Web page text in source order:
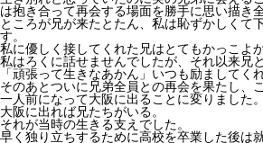
は抱き合って再会する場面を勝手に思い描き
ところが兄が来たとたん、私は恥ずかしくて
す。
私に優しく接してくれた兄はとてもかっこよか
私はろくに話せませんでしたが、それ以来兄
「頑張って生きなあかん」いつも励ましてく
そのあとついに兄弟全員との再会を果たし、
一人前になって大阪に出ることに変りました。
大阪に出れば兄たちがいる。
それが当時の生きる支えでした。
早く独り立ちするために高校を卒業した後は